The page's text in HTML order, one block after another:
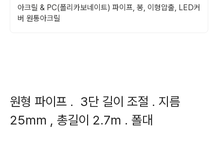
아크릴 & PC(폴리카보네이트) 파이프, 봉, 이형압출, LED커
버 원통아크릴
원형 파이프 . 3단 길이 조절 . 지름
25mm , 총길이 2.7m . 폴대